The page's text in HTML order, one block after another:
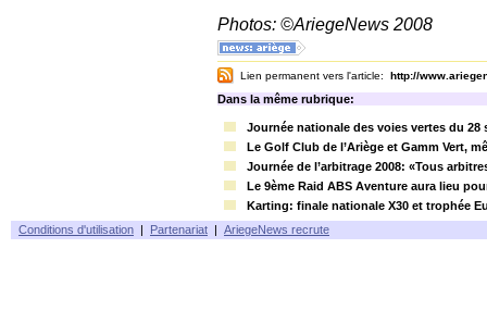
Photos: ©AriegeNews 2008
Lien permanent vers l'article: http://
Dans la même rubrique:
Journée nationale des voies vertes du 28
Le Golf Club de l’Ariège et Gamm Vert,
Journée de l’arbitrage 2008: «Tous
Le 9ème Raid ABS Aventure aura lieu
Karting: finale nationale X30 et trophée
Conditions d'utilisation | Partenariat | AriegeNews recrute